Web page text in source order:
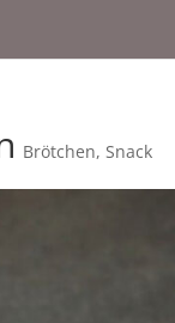
Brötchen,Snack